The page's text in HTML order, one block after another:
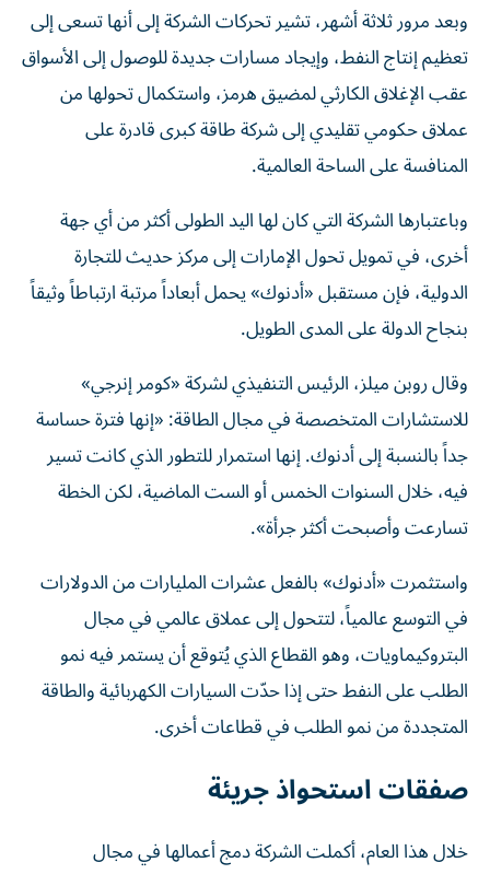
وبعد مرور ثلاثة أشهر، تشير تحركات الشركة إلى أنها تسعى إلى
تعظيم إنتاج النفط، وإيجاد مسارات جديدة للوصول إلى الأسواق
عقب الإغلاق الكارثي لمضيق هرمز، واستكمال تحولها من
عملاق حكومي تقليدي إلى شركة طاقة كبرى قادرة على
المنافسة على الساحة العالمية.
وباعتبارها الشركة التي كان لها اليد الطولى أكثر من أي جهة
أخرى، في تمويل تحول الإمارات إلى مركز حديث للتجارة
الدولية، فإن مستقبل «أدنوك» يحمل أبعاداً مرتبة ارتباطاً وثيقاً
بنجاح الدولة على المدى الطويل.
وقال روبن ميلز، الرئيس التنفيذي لشركة «كومر إنرجي»
للاستشارات المتخصصة في مجال الطاقة: «إنها فترة حساسة
جداً بالنسبة إلى أدنوك. إنها استمرار للتطور الذي كانت تسير
فيه، خلال السنوات الخمس أو الست الماضية، لكن الخطة
تسارعت وأصبحت أكثر جرأة».
واستثمرت «أدنوك» بالفعل عشرات المليارات من الدولارات
في التوسع عالمياً، لتتحول إلى عملاق عالمي في مجال
البتروكيماويات، وهو القطاع الذي يُتوقع أن يستمر فيه نمو
الطلب على النفط حتى إذا حدّت السيارات الكهربائية والطاقة
المتجددة من نمو الطلب في قطاعات أخرى.
صفقات استحواذ جريئة
خلال هذا العام، أكملت الشركة دمج أعمالها في مجال